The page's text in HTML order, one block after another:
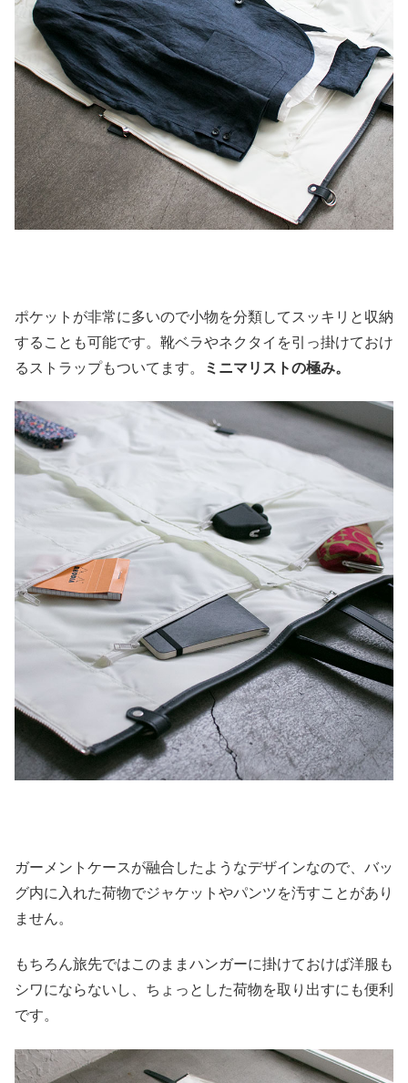
ポケットが非常に多いので小物を分類してスッキリと収納
することも可能です。靴ベラやネクタイを引っ掛けておけ
るストラップもついてます。
ミニマリストの極み。
ガーメントケースが融合したようなデザインなので、バッ
グ内に入れた荷物でジャケットやパンツを汚すことがあり
ません。
もちろん旅先ではこのままハンガーに掛けておけば洋服も
シワにならないし、ちょっとした荷物を取り出すにも便利
です。